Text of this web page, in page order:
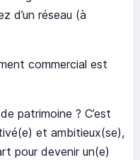
d’un réseau (à
commercial est
patrimoine ? C’est
et ambitieux(se),
pour devenir un(e)